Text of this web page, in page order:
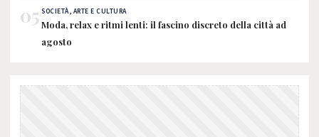
05 SOCIETÀ, ARTE E CULTURA
Moda, relax e ritmi lenti: il fascino discreto della città ad
agosto